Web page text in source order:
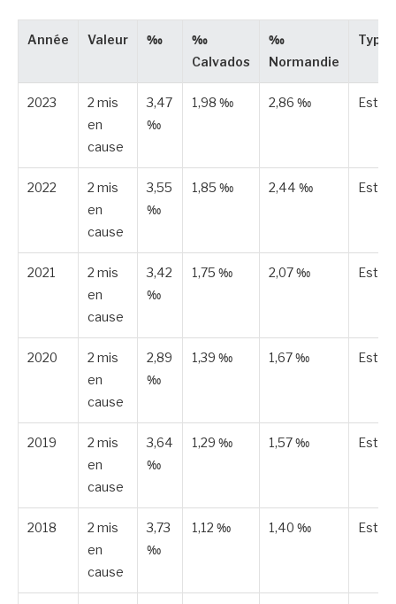
Année Valeur ‰
‰
Calvados
‰
Normandie
Type
2023
2 mis
en
cause
3,47
‰
1,98 ‰ 2,86 ‰
2022
2 mis
en
cause
3,55
‰
1,85 ‰ 2,44 ‰
2021
2 mis
en
cause
3,42
‰
1,75 ‰ 2,07 ‰
2020
2 mis
en
cause
2,89
‰
1,39 ‰ 1,67 ‰
2019
2 mis
en
cause
3,64
‰
1,29 ‰ 1,57 ‰
2018
2 mis
en
cause
3,73
‰
1,12 ‰ 1,40 ‰